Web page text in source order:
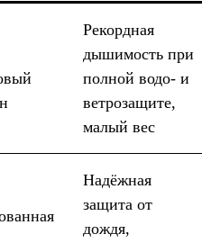
Рекордная
дышимость при
полной водо- и
ветрозащите,
малый вес
Надёжная
защита от
дождя,